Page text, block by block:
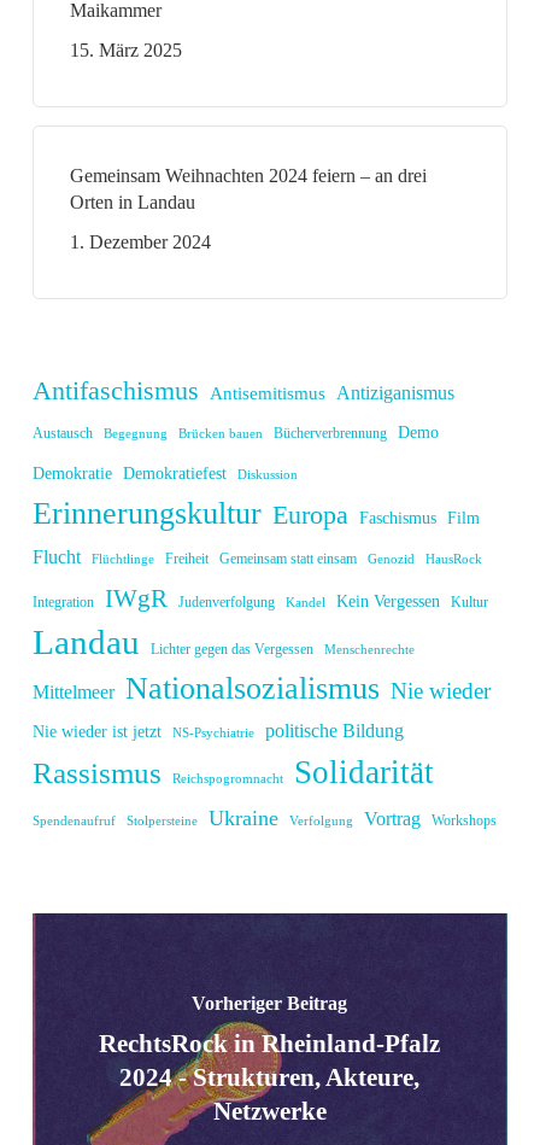
Maikammer
15. März 2025
Gemeinsam Weihnachten 2024 feiern – an drei
Orten in Landau
1. Dezember 2024
Antifaschismus Antisemitismus Antiziganismus
Austausch Begegnung Brücken bauen Bücherverbrennung Demo
Demokratie Demokratiefest Diskussion
Erinnerungskultur Europa Faschismus Film
Flucht Flüchtlinge Freiheit Gemeinsam statt einsam Genozid HausRock
Integration IWgR Judenverfolgung Kandel Kein Vergessen Kultur
Landau Lichter gegen das Vergessen Menschenrechte
Mittelmeer Nationalsozialismus Nie wieder
Nie wieder ist jetzt NS-Psychiatrie politische Bildung
Rassismus Reichspogromnacht Solidarität
Spendenaufruf Stolpersteine Ukraine Verfolgung Vortrag Workshops
Vorheriger Beitrag
RechtsRock in Rheinland-Pfalz
2024 - Strukturen, Akteure,
Netzwerke